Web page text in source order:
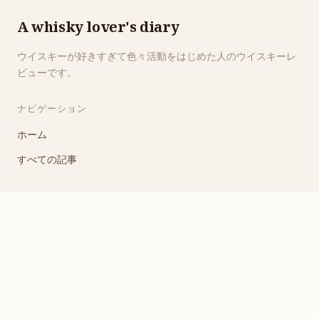
A whisky lover's diary
ウイスキーが好きすぎて色々活動をはじめた人のウイスキーレ
ビューです。
ナビゲーション
ホーム
すべての記事